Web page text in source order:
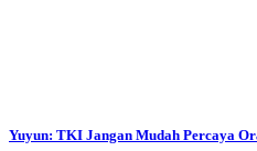
Yuyun: TKI Jangan Mudah Percaya